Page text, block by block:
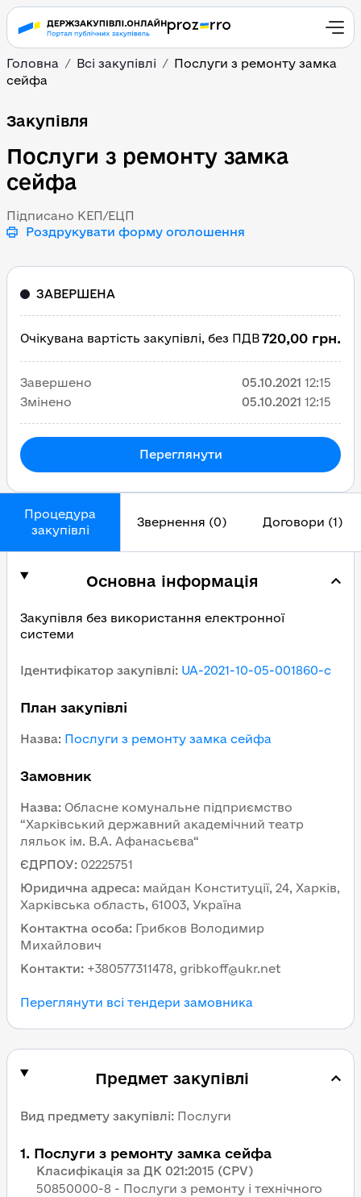
Головна Всі закупівлі
Послуги з ремонту замка
сейфа
Послуги з ремонту
Закупівля
Послуги з ремонту замка
сейфа
Підписано КЕП/ЕЦП
Роздрукувати форму оголошення
Процедура
закупівлі
Звернення (0) Договори (1)
Основна інформація
Закупівля без використання електронної
системи
Ідентифікатор закупівлі: UA-2021-10-05-001860-c
План закупівлі
Назва: Послуги з ремонту замка сейфа
Замовник
Назва: Обласне комунальне підприємство
“Харківський державний академічний театр
ляльок ім. В.А. Афанасьєва“
ЄДРПОУ: 02225751
Юридична адреса: майдан Конституції, 24, Харків,
Харківська область, 61003, Україна
Контактна особа: Грибков Володимир
Михайлович
Контакти: +380577311478, gribkoff@ukr.net
Переглянути всі тендери замовника
Предмет закупівлі
Вид предмету закупівлі: Послуги
1. Послуги з ремонту замка сейфа
Класифікація за ДК 021:2015 (CPV)
50850000-8 - Послуги з ремонту і технічного
ЗАВЕРШЕНА
Очікувана вартість закупівлі, без ПДВ720,00 грн.
Завершено 05.10.2021 12:15
Змінено
05.10.2021 12:15
Переглянути